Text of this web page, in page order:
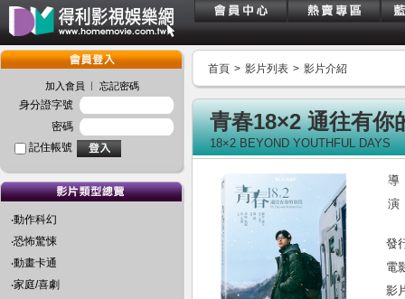
加入會員 ︱ 忘記密碼
身分證字號
密碼
記住帳號
‧動作科幻
‧恐怖驚悚
‧動畫卡通
‧家庭/喜劇
首頁 > 影片列表 > 影片介紹
青春18×2 通往有你
18×2 BEYOND YOUTHFUL DAYS
發
電
影